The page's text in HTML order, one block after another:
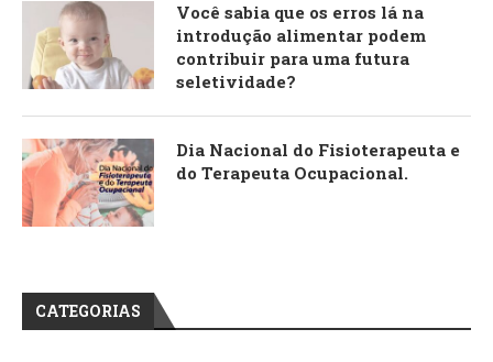
Você sabia que os erros lá na
introdução alimentar podem
contribuir para uma futura
seletividade?
Dia Nacional do Fisioterapeuta e
do Terapeuta Ocupacional.
CATEGORIAS